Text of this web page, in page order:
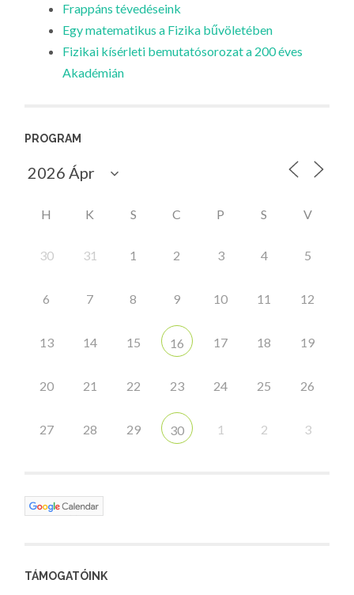
Frappáns tévedéseink
Egy matematikus a Fizika bűvöletében
Fizikai kísérleti bemutatósorozat a 200 éves
Akadémián
PROGRAM
H K S C P S V
30 31 1 2 3 4 5
6 7 8 9 10 11 12
13 14 15 16 17 18 19
20 21 22 23 24 25 26
27 28 29 30 1 2 3
TÁMOGATÓINK